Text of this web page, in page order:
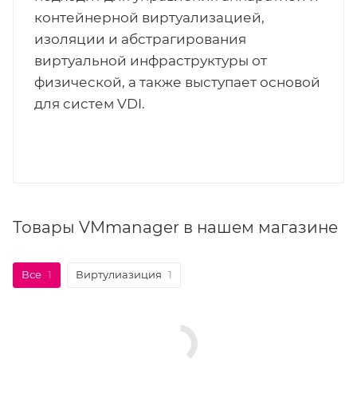
контейнерной виртуализацией,
изоляции и абстрагирования
виртуальной инфраструктуры от
физической, а также выступает основой
для систем VDI.
Товары VMmanager в нашем магазине
Все 1 Виртулиазиция 1